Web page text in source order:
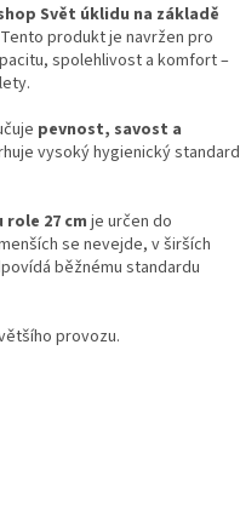
Svět úklidu na základě
Tento produkt je navržen pro
spolehlivost a komfort –
pevnost, savost a
vysoký hygienický standard
27 cm je určen do
se nevejde, v širších
běžnému standardu
provozu.